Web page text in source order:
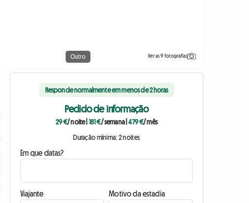
Outro Ver as 9 fotografias
Responde normalmente em menos de 2 horas
Pedido de informação
29 €/ noite| 181 €/ semana|479 €/ mês
Duração mínima: 2 noites
Em que datas?
Viajante Motivo da estadia